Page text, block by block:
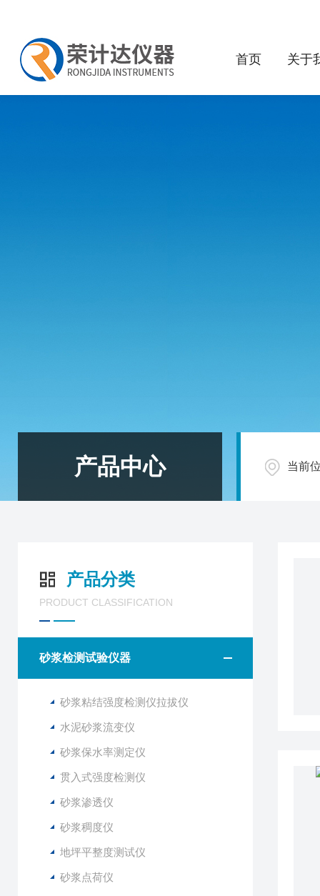
首页 关于
产品中心 当前
产品分类
PRODUCT CLASSIFICATION
砂浆检测试验仪器
砂浆粘结强度检测仪拉拔仪
水泥砂浆流变仪
砂浆保水率测定仪
贯入式强度检测仪
砂浆渗透仪
砂浆稠度仪
地坪平整度测试仪
砂浆点荷仪